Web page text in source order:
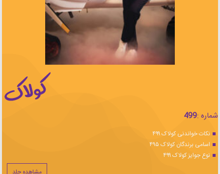
شماره :499
نکات خواندنی کولاک ۴۹۹
اسامی برندگان کولاک ۴۹۵
نوع جوایز کولاک ۴۹۹
مشاهده جلد